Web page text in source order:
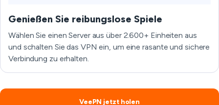
Genießen Sie reibungslose Spiele
Wählen Sie einen Server aus über 2.600+ Einheiten aus
und schalten Sie das VPN ein, um eine rasante und sichere
Verbindung zu erhalten.
VeePN jetzt holen